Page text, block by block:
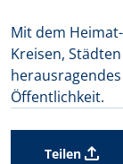
Mit dem
Kreisen,
Öffentlichkeit.
Teilen